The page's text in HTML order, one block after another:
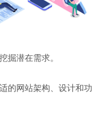
掘潜在需求。
的网站架构、设计和功